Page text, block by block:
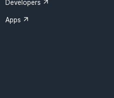
Developers
Apps